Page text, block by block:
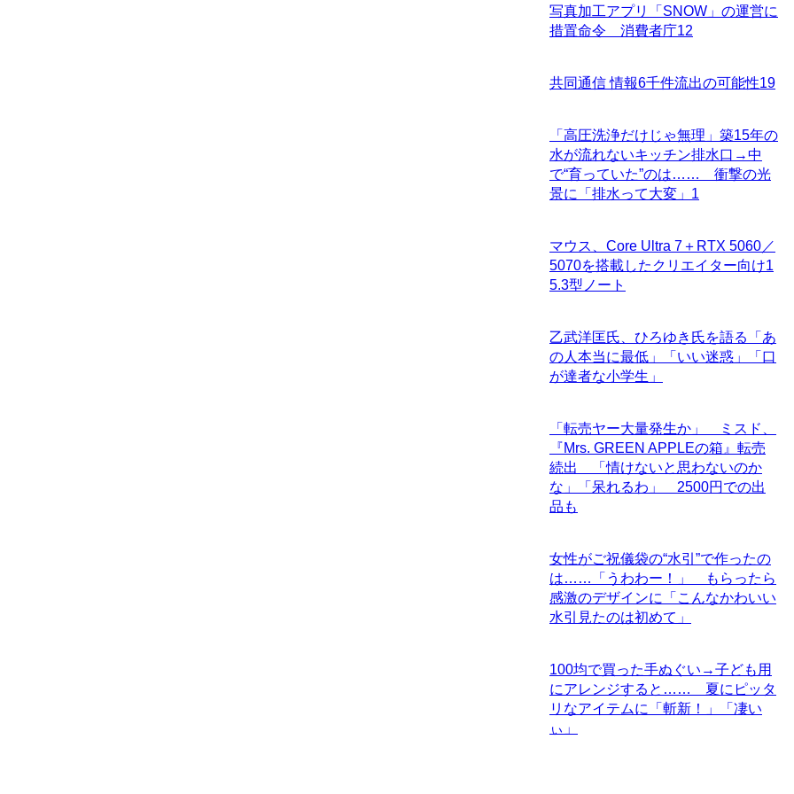
写真加工アプリ「SNOW」の運営に
措置命令 消費者庁12
共同通信 情報6千件流出の可能性19
「高圧洗浄だけじゃ無理」築15年の
水が流れないキッチン排水口→中
で“育っていた”のは…… 衝撃の光
景に「排水って大変」 1
マウス、Core Ultra 7＋RTX 5060／
5070を搭載したクリエイター向け1
5.3型ノート
乙武洋匡氏、ひろゆき氏を語る「あ
の人本当に最低」「いい迷惑」「口
が達者な小学生」
「転売ヤー大量発生か」 ミスド、
『Mrs. GREEN APPLEの箱』転売
続出 「情けないと思わないのか
な」「呆れるわ」 2500円での出
品も
女性がご祝儀袋の“水引”で作ったの
は……「うわわー！」 もらったら
感激のデザインに「こんなかわいい
水引見たのは初めて」
100均で買った手ぬぐい→子ども用
にアレンジすると…… 夏にピッタ
リなアイテムに「斬新！」「凄い
ぃ」